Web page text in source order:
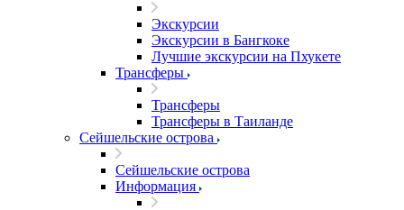
Экскурсии
Экскурсии в Бангкоке
Лучшие экскурсии на Пхукете
Трансферы
Трансферы
Трансферы в Таиланде
Сейшельские острова
Сейшельские острова
Информация